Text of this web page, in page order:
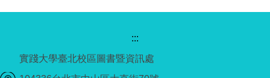
:::
實踐大學臺北校區圖書暨資訊處